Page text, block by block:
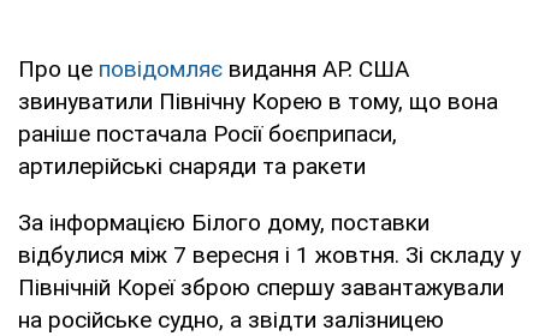
Про це повідомляє видання АР. США
звинуватили Північну Корею в тому, що вона
раніше постачала Росії боєприпаси,
артилерійські снаряди та ракети
За інформацією Білого дому, поставки
відбулися між 7 вересня і 1 жовтня. Зі складу у
Північній Кореї зброю спершу завантажували
на російське судно, а звідти залізницею